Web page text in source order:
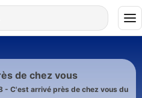
de chez vous
- C'est arrivé près de chez vous du